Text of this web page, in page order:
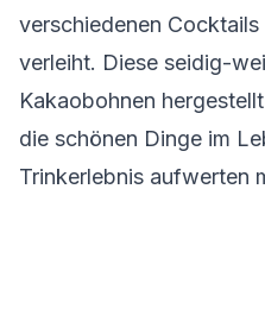
verschiedenen
verleiht. Diese seidig-
Kakaobohnen
die schönen Dinge im
Trinkerlebnis aufwerten